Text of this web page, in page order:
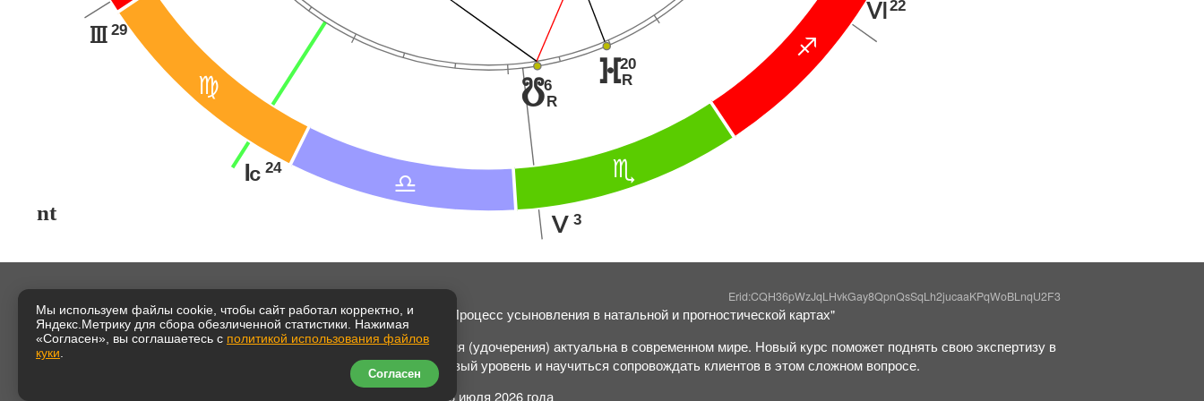
@
A B
C
29
I
24
J
3
K
22
L
y6
R
}20
R
nt
Erid:CQH36pWzJqLHvkGay8QpnQsSqLh2jucaaKPqWoBLnqU2F3
Таша Игошина: "Процесс усыновления в натальной и прогностической картах"
Тема усыновления (удочерения) актуальна в современном мире. Новый курс поможет поднять свою экспертизу в
астрологии на новый уровень и научиться сопровождать клиентов в этом сложном вопросе.
Начало курса: 16 июля 2026 года
Мы используем файлы cookie, чтобы сайт работал корректно, и
Яндекс.Метрику для сбора обезличенной статистики. Нажимая
«Согласен», вы соглашаетесь с политикой использования файлов
куки
Согласен